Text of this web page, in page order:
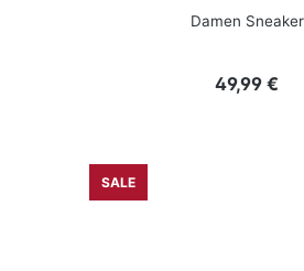
Damen Sneaker
Regulärer
49,99 €
SALE